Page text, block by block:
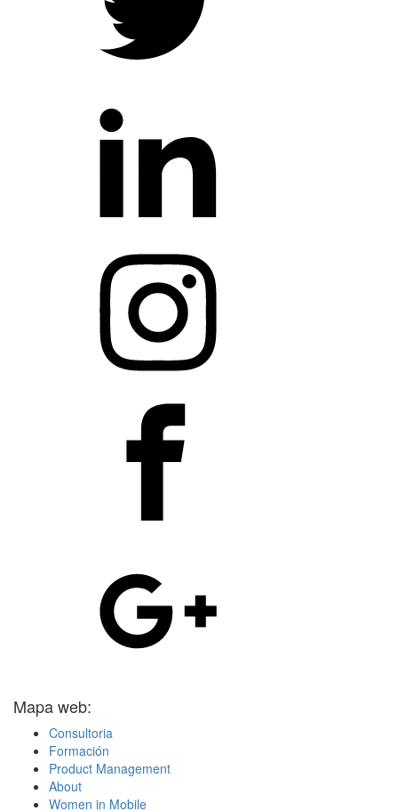
Mapa web:
Consultoria
Formación
Product Management
About
Women in Mobile